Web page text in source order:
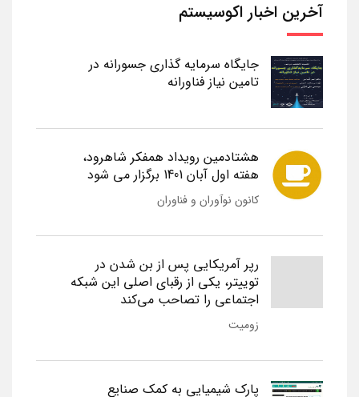
آخرین اخبار اکوسیستم
جایگاه سرمایه گذاری جسورانه در
تامین نیاز فناورانه
هشتادمین رویداد همفکر شاهرود،
هفته اول آبان 1401 برگزار می شود
کانون نوآوران و فناوران
رپر آمریکایی پس از بن شدن در
توییتر، یکی از رقبای اصلی این شبکه
اجتماعی را تصاحب می‌کند
زومیت
پارک شیمیایی به کمک صنایع